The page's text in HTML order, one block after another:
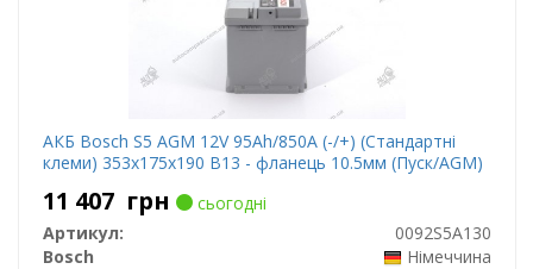
АКБ Bosch S5 AGM 12V 95Аh/850А (-/+) (Стандартні
клеми) 353x175x190 B13 - фланець 10.5мм (Пуск/AGM)
11 407 грн
сьогодні
Артикул:
0092S5A130
Bosch
Німеччина